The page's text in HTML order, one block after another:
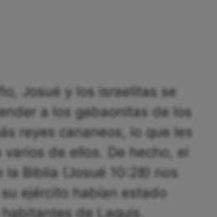
Josué y los israelitas se
a los gabaonitas de los
reyes cananeos, lo que les
varios de ellos. De hecho, el
la Biblia (Josué 10:28) nos
ejército habían estado
de Laquis.